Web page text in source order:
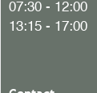
07:30 - 12:00
13:15 - 17:00